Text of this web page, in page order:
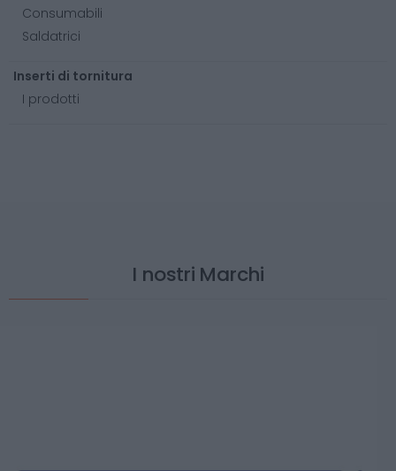
Consumabili
Saldatrici
Inserti di tornitura
I prodotti
I nostri Marchi